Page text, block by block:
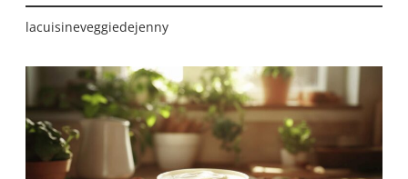
lacuisineveggiedejenny